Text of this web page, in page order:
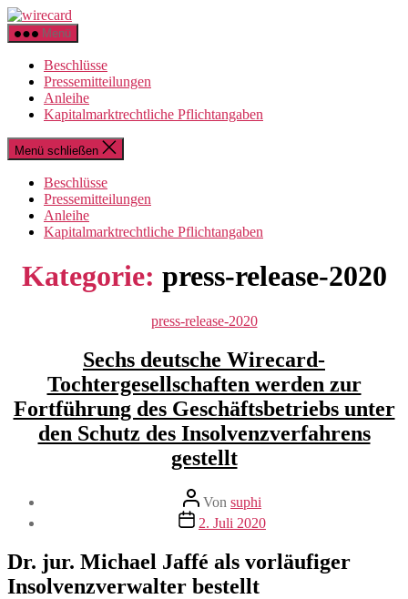
Zum
Inhalt
springen
Menü
Beschlüsse
Pressemitteilungen
Anleihe
Kapitalmarktrechtliche Pflichtangaben
Menü schließen
Beschlüsse
Pressemitteilungen
Anleihe
Kapitalmarktrechtliche Pflichtangaben
Kategorie: press-release-2020
Kategorien
press-release-2020
Sechs deutsche Wirecard-
Tochtergesellschaften werden zur
Fortführung des Geschäftsbetriebs unter
den Schutz des Insolvenzverfahrens
gestellt
Beitragsautor
Von suphi
Veröffentlichungsdatum
2. Juli 2020
Dr. jur. Michael Jaffé als vorläufiger
Insolvenzverwalter bestellt